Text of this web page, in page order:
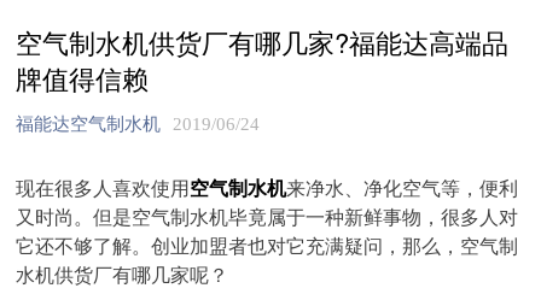
空气制水机供货厂有哪几家?福能达高端品
牌值得信赖
福能达空气制水机 2019/06/24
现在很多人喜欢使用 空气制水机来净水、净化空气等，便利
又时尚。但是空气制水机毕竟属于一种新鲜事物，很多人对
它还不够了解。创业加盟者也对它充满疑问，那么，空气制
水机供货厂有哪几家呢？